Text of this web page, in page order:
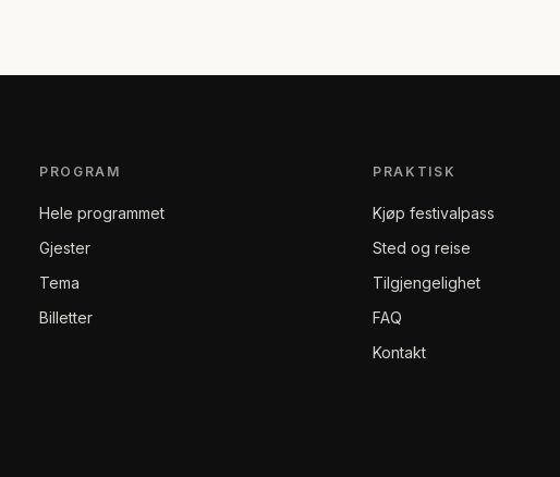
PROGRAM
Hele programmet
Gjester
Tema
Billetter
PRAKTISK
Kjøp festivalpass
Sted og reise
Tilgjengelighet
FAQ
Kontakt